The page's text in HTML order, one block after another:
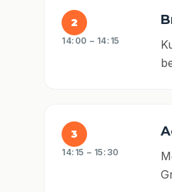
2
14:00 – 14:15
3
14:15 – 15:30